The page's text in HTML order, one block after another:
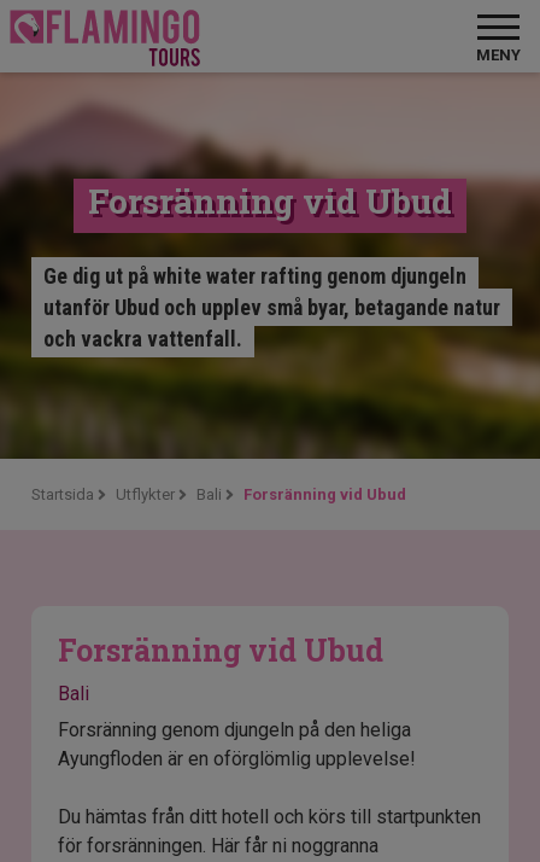
MENY
Forsränning vid Ubud
Ge dig ut på white water rafting genom djungeln
utanför Ubud och upplev små byar, betagande natur
och vackra vattenfall.
Startsida Utflykter Bali Forsränning vid Ubud
Forsränning vid Ubud
Bali
Forsränning genom djungeln på den heliga
Ayungfloden är en oförglömlig upplevelse!
Du hämtas från ditt hotell och körs till startpunkten
för forsränningen. Här får ni noggranna